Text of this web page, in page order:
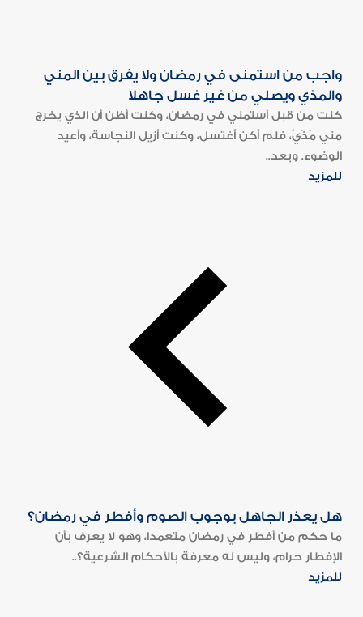
واجب من استمنى في رمضان ولا يفرق بين المني
والمذي ويصلي من غير غسل جاهلا
كنت من قبل أستمني في رمضان، وكنت أظن أن الذي يخرج
مني مَذْيٌ، فلم أكن أغتسل، وكنت أزيل النجاسة، وأعيد
الوضوء. وبعد..
للمزيد
هل يعذر الجاهل بوجوب الصوم وأفطر في رمضان؟
ما حكم من أفطر في رمضان متعمدا، وهو لا يعرف بأن
الإفطار حرام، وليس له معرفة بالأحكام الشرعية؟..
للمزيد